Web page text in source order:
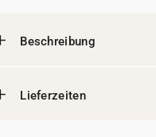
Beschreibung
Lieferzeiten